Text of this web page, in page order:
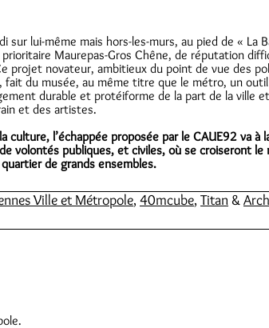
sur lui-même mais hors-les-murs, au pied de « La
Maurepas-Gros Chêne, de réputation
projet novateur, ambitieux du point de vue des
du musée, au même titre que le métro, un
durable et protéiforme de la part de la ville
et des artistes.
culture, l’échappée proposée par le CAUE92 va à
volontés publiques, et civiles, où se croiseront le
de grands ensembles.
Ville et Métropole, 40mcube, Titan &